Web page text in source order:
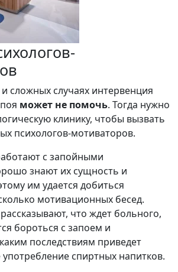
сложных случаях интервенция
может не помочь. Тогда нужно
клинику, чтобы вызвать
психологов-мотиваторов.
с запойными
знают их сущность и
им удается добиться
мотивационных бесед.
что ждет больного,
бороться с запоем и
последствиям приведет
употребление спиртных напитков.